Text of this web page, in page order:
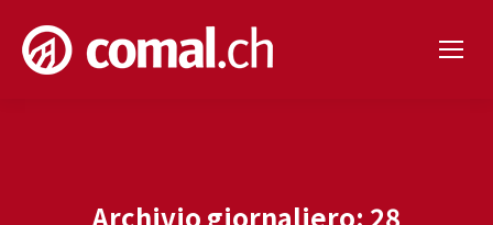
Archivio giornaliero: 28